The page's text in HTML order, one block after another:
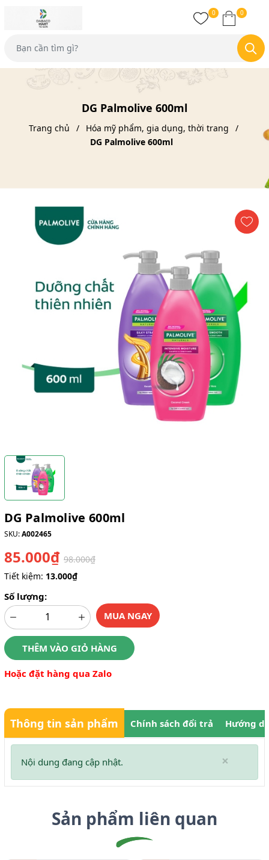
0 0
DG Palmolive 600ml
Trang chủ
Hóa mỹ phẩm, gia dụng, thời trang
DG Palmolive 600ml
DG Palmolive 600ml
SKU:A002465
85.000₫ 98.000₫
Tiết kiệm: 13.000₫
Số lượng:
MUA NGAY
THÊM VÀO GIỎ HÀNG
Hoặc đặt hàng qua Zalo
Thông tin sản phẩm Chính sách đổi trả Hướng
×
Nội dung đang cập nhật.
Sản phẩm liên quan